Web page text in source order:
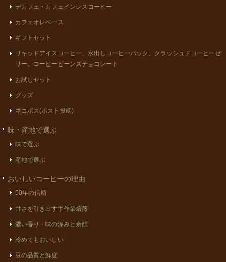
デカフェ・カフェインレスコーヒー
カフェオレベース
ギフトセット
リキッドアイスコーヒー、水出しコーヒーパック、クラッシュドコーヒーゼ
リー、コーヒービーンズチョコレート
お試しセット
グッズ
ネコポス(ポスト投函)
味・産地で選ぶ
味で選ぶ
産地で選ぶ
おいしいコーヒーの理由
50年の信頼
甘さを引き出す手作業焙煎
濃い香り・味の深みと余韻
冷めてもおいしい
豆の品質と鮮度